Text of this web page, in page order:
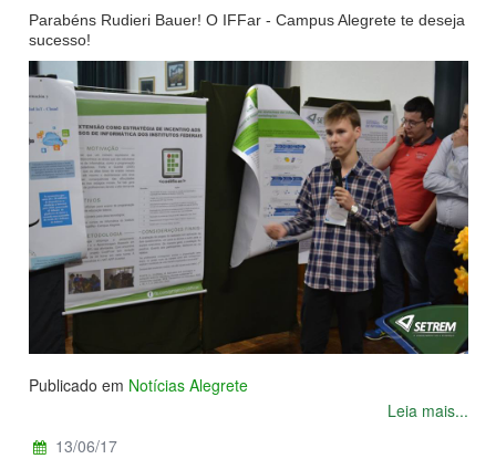
Parabéns Rudieri Bauer! O IFFar - Campus Alegrete te deseja
sucesso!
Publicado em Notícias Alegrete
Leia mais...
13/06/17